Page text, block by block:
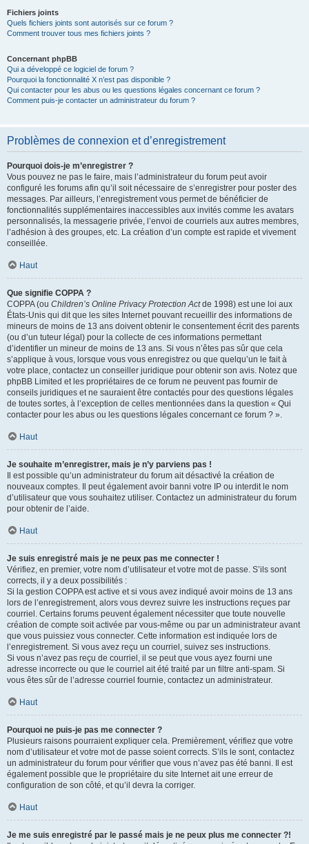
Fichiers joints
Quels fichiers joints sont autorisés sur ce forum ?
Comment trouver tous mes fichiers joints ?
Concernant phpBB
Qui a développé ce logiciel de forum ?
Pourquoi la fonctionnalité X n’est pas disponible ?
Qui contacter pour les abus ou les questions légales concernant ce forum ?
Comment puis-je contacter un administrateur du forum ?
Problèmes de connexion et d’enregistrement
Pourquoi dois-je m’enregistrer ?
Vous pouvez ne pas le faire, mais l’administrateur du forum peut avoir
configuré les forums afin qu’il soit nécessaire de s’enregistrer pour poster des
messages. Par ailleurs, l’enregistrement vous permet de bénéficier de
fonctionnalités supplémentaires inaccessibles aux invités comme les avatars
personnalisés, la messagerie privée, l’envoi de courriels aux autres membres,
l’adhésion à des groupes, etc. La création d’un compte est rapide et vivement
conseillée.
Haut
Que signifie COPPA ?
COPPA (ou Children’s Online Privacy Protection Actde 1998) est une loi aux
États-Unis qui dit que les sites Internet pouvant recueillir des informations de
mineurs de moins de 13 ans doivent obtenir le consentement écrit des parents
(ou d’un tuteur légal) pour la collecte de ces informations permettant
d’identifier un mineur de moins de 13 ans. Si vous n’êtes pas sûr que cela
s’applique à vous, lorsque vous vous enregistrez ou que quelqu’un le fait à
votre place, contactez un conseiller juridique pour obtenir son avis. Notez que
phpBB Limited et les propriétaires de ce forum ne peuvent pas fournir de
conseils juridiques et ne sauraient être contactés pour des questions légales
de toutes sortes, à l’exception de celles mentionnées dans la question « Qui
contacter pour les abus ou les questions légales concernant ce forum ? ».
Haut
Je souhaite m’enregistrer, mais je n’y parviens pas !
Il est possible qu’un administrateur du forum ait désactivé la création de
nouveaux comptes. Il peut également avoir banni votre IP ou interdit le nom
d’utilisateur que vous souhaitez utiliser. Contactez un administrateur du forum
pour obtenir de l’aide.
Haut
Je suis enregistré mais je ne peux pas me connecter !
Vérifiez, en premier, votre nom d’utilisateur et votre mot de passe. S’ils sont
corrects, il y a deux possibilités :
Si la gestion COPPA est active et si vous avez indiqué avoir moins de 13 ans
lors de l’enregistrement, alors vous devrez suivre les instructions reçues par
courriel. Certains forums peuvent également nécessiter que toute nouvelle
création de compte soit activée par vous-même ou par un administrateur avant
que vous puissiez vous connecter. Cette information est indiquée lors de
l’enregistrement. Si vous avez reçu un courriel, suivez ses instructions.
Si vous n’avez pas reçu de courriel, il se peut que vous ayez fourni une
adresse incorrecte ou que le courriel ait été traité par un filtre anti-spam. Si
vous êtes sûr de l’adresse courriel fournie, contactez un administrateur.
Haut
Pourquoi ne puis-je pas me connecter ?
Plusieurs raisons pourraient expliquer cela. Premièrement, vérifiez que votre
nom d’utilisateur et votre mot de passe soient corrects. S’ils le sont, contactez
un administrateur du forum pour vérifier que vous n’avez pas été banni. Il est
également possible que le propriétaire du site Internet ait une erreur de
configuration de son côté, et qu’il devra la corriger.
Haut
Je me suis enregistré par le passé mais je ne peux plus me connecter ?!